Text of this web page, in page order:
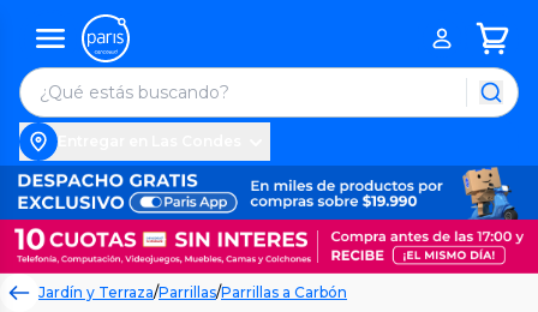
Jardín y Terraza/Parrillas/Parrillas a Carbón